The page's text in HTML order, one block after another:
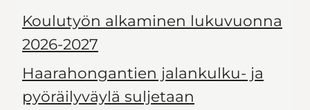
Koulutyön alkaminen lukuvuonna
2026-2027
Haarahongantien jalankulku- ja
pyöräilyväylä suljetaan